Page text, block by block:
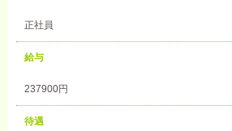
正社員
給与
237900円
待遇